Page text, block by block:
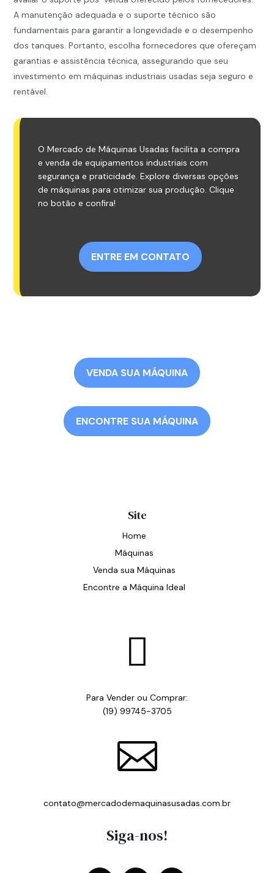
A manutenção adequada e o suporte técnico são
fundamentais para garantir a longevidade e o desempenho
dos tanques. Portanto, escolha fornecedores que ofereçam
garantias e assistência técnica, assegurando que seu
investimento em máquinas industriais usadas seja seguro e
rentável.
O Mercado de Máquinas Usadas facilita a compra
e venda de equipamentos industriais com
segurança e praticidade. Explore diversas opções
de máquinas para otimizar sua produção. Clique
no botão e confira!
ENTRE EM CONTATO
VENDA SUA MÁQUINA
ENCONTRE SUA MÁQUINA
Site
Home
Máquinas
Venda sua Máquinas
Encontre a Máquina Ideal

Para Vender ou Comprar:
(19) 99745-3705

contato@mercadodemaquinasusadas.com.br
Siga-nos!